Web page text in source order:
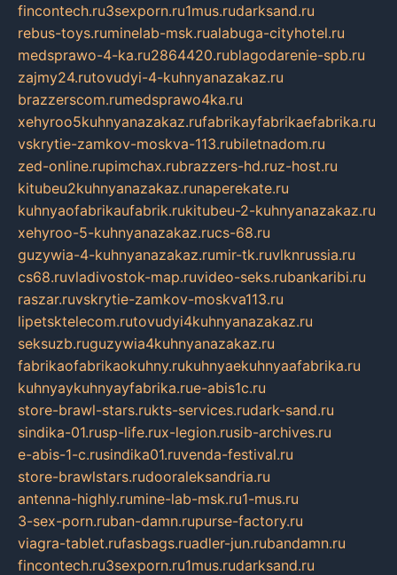
fincontech.ru3sexporn.ru1mus.rudarksand.ru
rebus-toys.ruminelab-msk.rualabuga-cityhotel.ru
medsprawo-4-ka.ru2864420.rublagodarenie-spb.ru
zajmy24.rutovudyi-4-kuhnyanazakaz.ru
brazzerscom.rumedsprawo4ka.ru
xehyroo5kuhnyanazakaz.rufabrikayfabrikaefabrika.ru
vskrytie-zamkov-moskva-113.rubiletnadom.ru
zed-online.rupimchax.rubrazzers-hd.ruz-host.ru
kitubeu2kuhnyanazakaz.runaperekate.ru
kuhnyaofabrikaufabrik.rukitubeu-2-kuhnyanazakaz.ru
xehyroo-5-kuhnyanazakaz.rucs-68.ru
guzywia-4-kuhnyanazakaz.rumir-tk.ruvlknrussia.ru
cs68.ruvladivostok-map.ruvideo-seks.rubankaribi.ru
raszar.ruvskrytie-zamkov-moskva113.ru
lipetsktelecom.rutovudyi4kuhnyanazakaz.ru
seksuzb.ruguzywia4kuhnyanazakaz.ru
fabrikaofabrikaokuhny.rukuhnyaekuhnyaafabrika.ru
kuhnyaykuhnyayfabrika.rue-abis1c.ru
store-brawl-stars.rukts-services.rudark-sand.ru
sindika-01.rusp-life.rux-legion.rusib-archives.ru
e-abis-1-c.rusindika01.ruvenda-festival.ru
store-brawlstars.rudooraleksandria.ru
antenna-highly.rumine-lab-msk.ru1-mus.ru
3-sex-porn.ruban-damn.rupurse-factory.ru
viagra-tablet.rufasbags.ruadler-jun.rubandamn.ru
fincontech.ru3sexporn.ru1mus.rudarksand.ru